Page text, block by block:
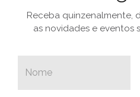
Receba quinzenalmente,
as novidades e eventos